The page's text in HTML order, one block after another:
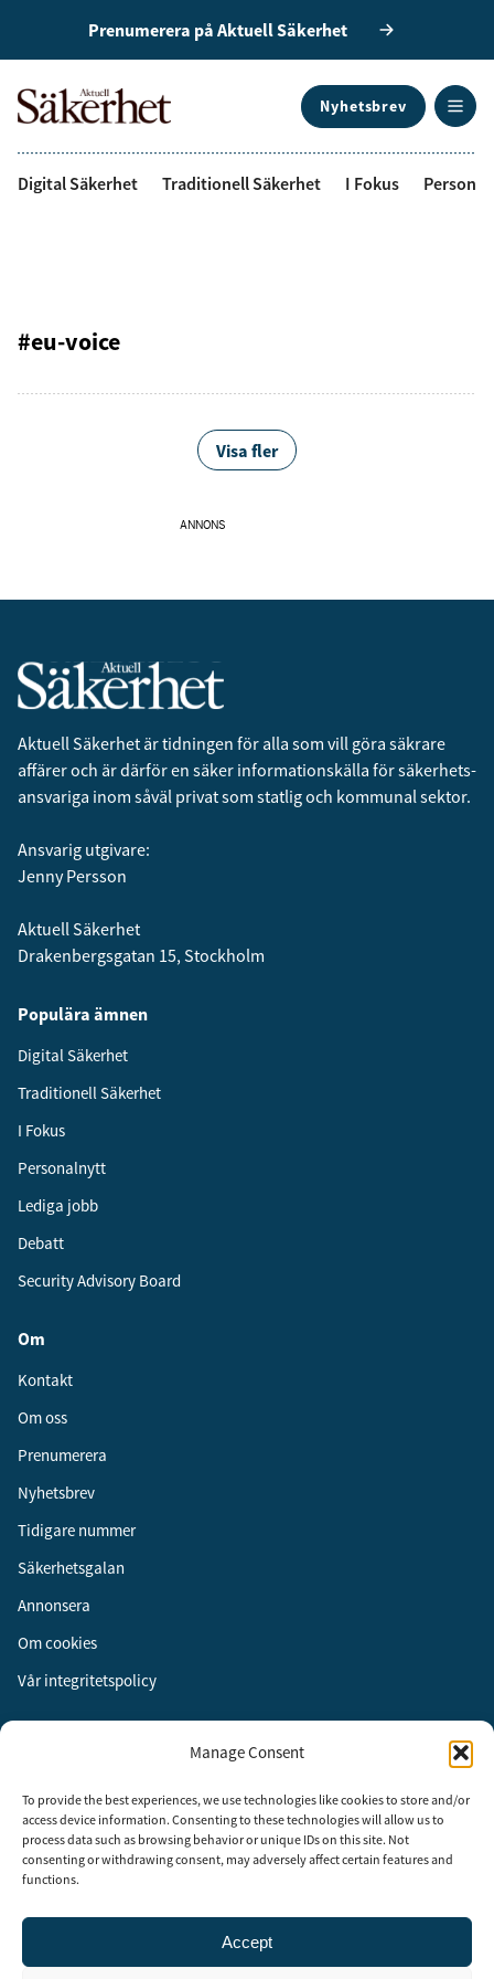
Manage Consent
To provide the best experiences, we use technologies like cookies to store and/or
access device information. Consenting to these technologies will allow us to
process data such as browsing behavior or unique IDs on this site. Not
consenting or withdrawing consent, may adversely affect certain features and
functions.
Accept
Prenumerera på Aktuell Säkerhet
Nyhetsbrev
Digital Säkerhet Traditionell Säkerhet I Fokus
#eu-voice
Visa fler
ANNONS
Aktuell Säkerhet är tidningen för alla som vill göra säkrare
affärer och är därför en säker informationskälla för säkerhets­
ansvariga inom såväl privat som statlig och kommunal sektor.
Ansvarig utgivare:
Jenny Persson
Aktuell Säkerhet
Drakenbergsgatan 15, Stockholm
Populära ämnen
Digital Säkerhet
Traditionell Säkerhet
I Fokus
Personalnytt
Lediga jobb
Debatt
Security Advisory Board
Om
Kontakt
Om oss
Prenumerera
Nyhetsbrev
Tidigare nummer
Säkerhetsgalan
Annonsera
Om cookies
Vår integritetspolicy
Instagram
LinkedIn